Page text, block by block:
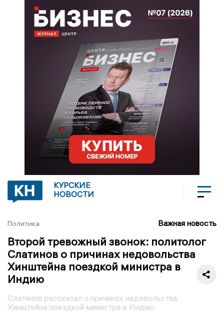
КУРСКИЕ
НОВОСТИ
Политика Важная новость
Второй тревожный звонок: политолог
Слатинов о причинах недовольства
Хинштейна поездкой министра в
Индию
Слатинов рассказал о причинах недовольства
Хинштейна поездкой министра в Индию